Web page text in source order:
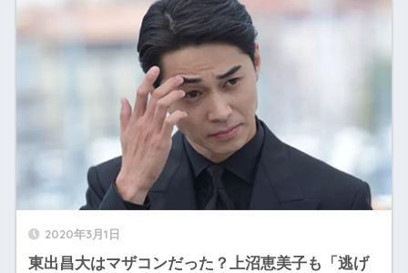
2020年3月1日
東出昌大はマザコンだった？上沼恵美子も「逃げ